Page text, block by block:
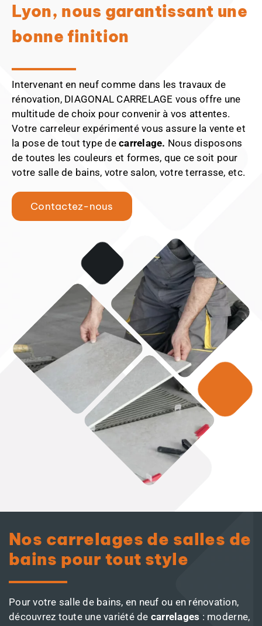
Lyon, nous garantissant une
bonne finition
Intervenant en neuf comme dans les travaux de
rénovation, DIAGONAL CARRELAGE vous offre une
multitude de choix pour convenir à vos attentes.
Votre carreleur expérimenté vous assure la vente et
la pose de tout type decarrelage. Nous disposons
de toutes les couleurs et formes, que ce soit pour
votre salle de bains, votre salon, votre terrasse, etc.
Contactez-nous
Nos carrelages de salles de
bains pour tout style
Pour votre salle de bains, en neuf ou en rénovation,
découvrez toute une variété de carrelages : moderne,